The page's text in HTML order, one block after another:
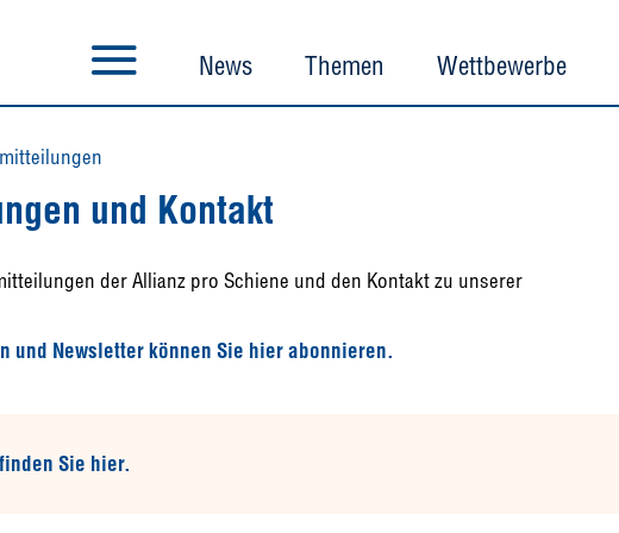
News Themen Wettbewerbe
und Kontakt
der Allianz pro Schiene und den Kontakt zu unserer
und Newsletter können Sie hier abonnieren.
finden Sie hier.